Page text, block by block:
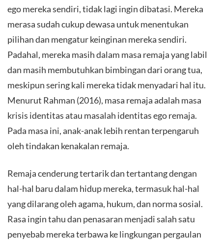
ego mereka sendiri, tidak lagi ingin dibatasi. Mereka
merasa sudah cukup dewasa untuk menentukan
pilihan dan mengatur keinginan mereka sendiri.
Padahal, mereka masih dalam masa remaja yang labil
dan masih membutuhkan bimbingan dari orang tua,
meskipun sering kali mereka tidak menyadari hal itu.
Menurut Rahman (2016), masa remaja adalah masa
krisis identitas atau masalah identitas ego remaja.
Pada masa ini, anak-anak lebih rentan terpengaruh
oleh tindakan kenakalan remaja.
Remaja cenderung tertarik dan tertantang dengan
hal-hal baru dalam hidup mereka, termasuk hal-hal
yang dilarang oleh agama, hukum, dan norma sosial.
Rasa ingin tahu dan penasaran menjadi salah satu
penyebab mereka terbawa ke lingkungan pergaulan